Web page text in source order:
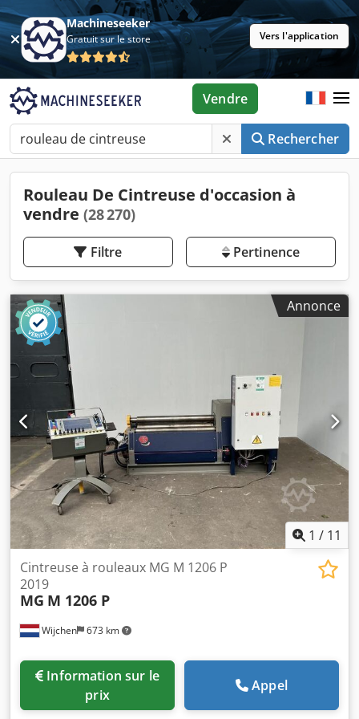
Machineseeker
Gratuit sur le store Vers l'application
Rechercher
Vendre
Rouleau De Cintreuse d'occasion à
vendre (28 270)
Filtre Pertinence
Annonce
1 / 11
Wijchen 673 km
Cintreuse à rouleaux MG M 1206 P
2019
MG M 1206 P
prix
Appel